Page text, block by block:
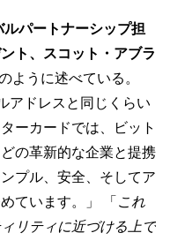
パートナーシップ担
ト、スコット・アブラ
ように述べている。
アドレスと同じくらい
ーカードでは、ビット
の革新的な企業と提携
プル、安全、そしてア
ています。」 「これ
リティに近づける上で